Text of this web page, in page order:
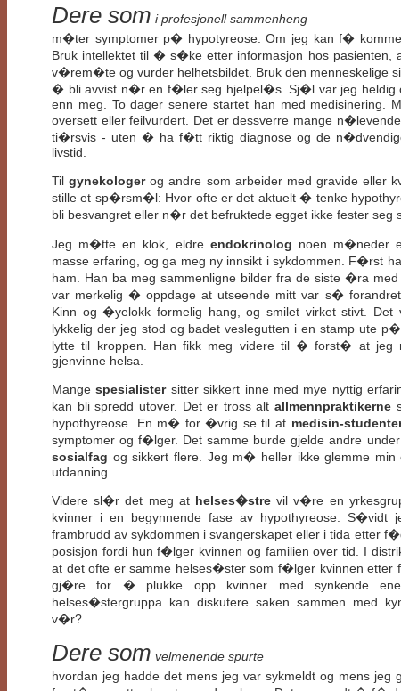
Dere som i profesjonell sammenheng
m�ter symptomer p� hypotyreose. Om jeg kan f�
Bruk intellektet til � s�ke etter informasjon hos pasienten,
v�rem�te og vurder helhetsbildet. Bruk den menneskelige
� bli avvist n�r en f�ler seg hjelpel�s. Sj�l var jeg heldig
enn meg. To dager senere startet han med medisinering.
oversett eller feilvurdert. Det er dessverre mange
ti�rsvis - uten � ha f�tt riktig diagnose og de
livstid.
Tilgynekologerog andre som arbeider med gravide eller
stille et sp�rsm�l: Hvor ofte er det aktuelt � tenke
bli besvangret eller n�r det befruktede egget ikke fester seg
Jeg m�tte en klok, eldre endokrinolog noen m�neder
masse erfaring, og ga meg ny innsikt i sykdommen. F�rst
ham. Han ba meg sammenligne bilder fra de siste �ra
var merkelig � oppdage at utseende mitt var s�
Kinn og �yelokk formelig hang, og smilet virket stivt.
lykkelig der jeg stod og badet veslegutten i en stamp ute
lytte til kroppen. Han fikk meg videre til � forst� at
gjenvinne helsa.
Mangespesialistersitter sikkert inne med mye nyttig
kan bli spredd utover. Det er tross altallmennpraktikerne
hypothyreose. En m� for �vrig se til at medisin-
symptomer og f�lger. Det samme burde gjelde andre
sosialfag og sikkert flere. Jeg m� heller ikke glemme min
utdanning.
Videre sl�r det meg at helses�stre vil v�re en
kvinner i en begynnende fase av hypothyreose.
frambrudd av sykdommen i svangerskapet eller i tida etter
posisjon fordi hun f�lger kvinnen og familien over tid. I
at det ofte er samme helses�ster som f�lger kvinnen
gj�re for � plukke opp kvinner med synkende
helses�stergruppa kan diskutere saken sammen med
v�r?
Dere som velmenende spurte
hvordan jeg hadde det mens jeg var sykmeldt og mens